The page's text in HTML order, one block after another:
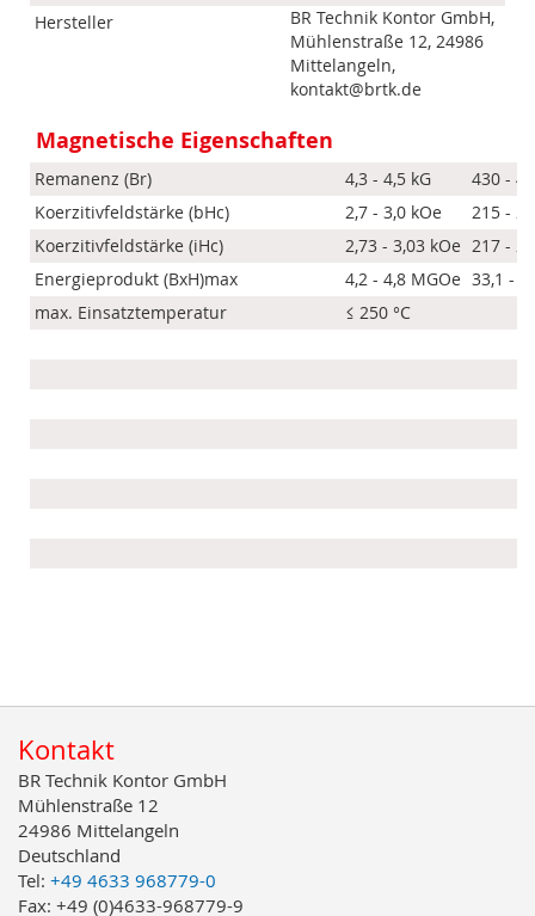
Hersteller
BR Technik Kontor GmbH,
Mühlenstraße 12, 24986
Mittelangeln,
kontakt@brtk.de
Magnetische Eigenschaften
Remanenz (Br) 4,3 - 4,5 kG
430 -
Koerzitivfeldstärke (bHc)
2,7 - 3,0 kOe
215 -
Koerzitivfeldstärke (iHc)
2,73 - 3,03 kOe 217 -
Energieprodukt (BxH)max
4,2 - 4,8 MGOe 33,1 -
max. Einsatztemperatur
≤ 250 °C
Kontakt
BR Technik Kontor GmbH
Mühlenstraße 12
24986 Mittelangeln
Deutschland
Tel: +49 4633 968779-0
Fax: +49 (0)4633-968779-9